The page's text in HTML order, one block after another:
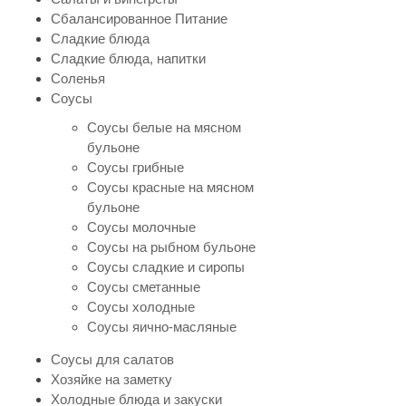
Сбалансированное Питание
Сладкие блюда
Сладкие блюда, напитки
Соленья
Соусы
Соусы белые на мясном
бульоне
Соусы грибные
Соусы красные на мясном
бульоне
Соусы молочные
Соусы на рыбном бульоне
Соусы сладкие и сиропы
Соусы сметанные
Соусы холодные
Соусы яично-масляные
Соусы для салатов
Хозяйке на заметку
Холодные блюда и закуски